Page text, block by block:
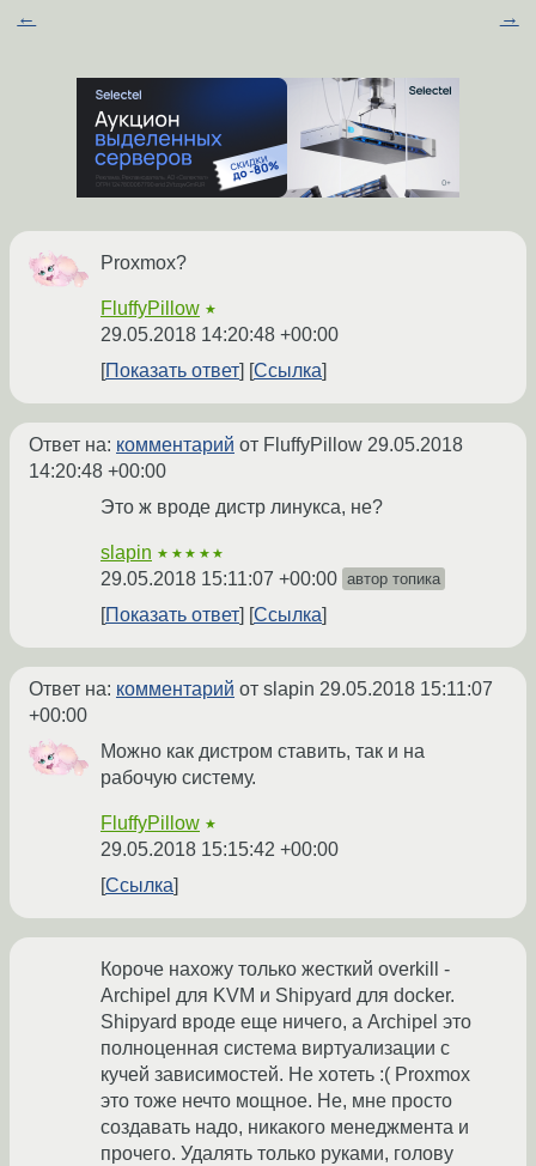
← →
Proxmox?
FluffyPillow ★
29.05.2018 14:20:48 +00:00
Показать ответ
Ссылка
Ответ на: комментарий от FluffyPillow 29.05.2018
14:20:48 +00:00
Это ж вроде дистр линукса, не?
slapin ★★★★★
29.05.2018 15:11:07 +00:00 автор топика
Показать ответ Ссылка
Ответ на: комментарий от slapin 29.05.2018 15:11:07
+00:00
Можно как дистром ставить, так и на
рабочую систему.
FluffyPillow ★
29.05.2018 15:15:42 +00:00
Ссылка
Короче нахожу только жесткий overkill -
Arсhipel для KVM и Shipyard для docker.
Shipyard вроде еще ничего, а Archipel это
полноценная система виртуализации с
кучей зависимостей. Не хотеть :( Proxmox
это тоже нечто мощное. Не, мне просто
создавать надо, никакого менеджмента и
прочего. Удалять только руками, голову